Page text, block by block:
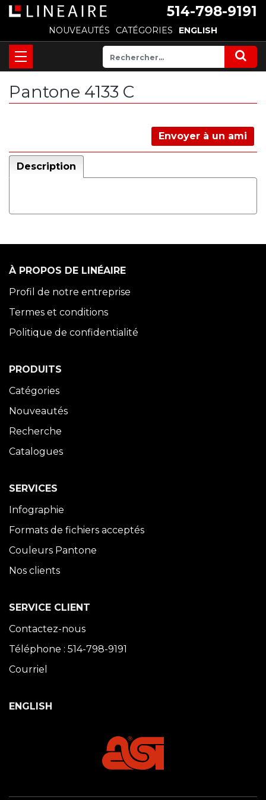
514-798-9191
NOUVEAUTÉS CATÉGORIES ENGLISH
Pantone 4133 C
Envoyer à un ami
Description
À PROPOS DE LINÉAIRE
Profil de notre entreprise
Termes et conditions
Politique de confidentialité
PRODUITS
Catégories
Nouveautés
Recherche
Catalogues
SERVICES
Infographie
Formats de fichiers acceptés
Couleurs Pantone
Nos clients
SERVICE CLIENT
Contactez-nous
Téléphone : 514-798-9191
Courriel
ENGLISH